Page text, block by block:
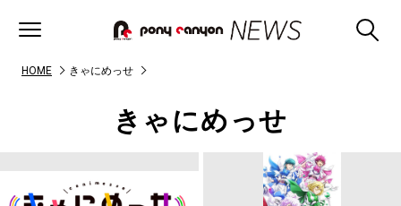
HOME きゃにめっせ
きゃにめっせ